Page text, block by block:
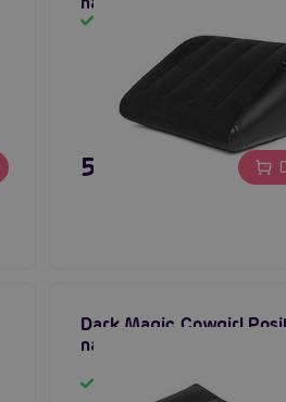
595 Kč
Dark Magic Cowgirl
nafukovací podložka na